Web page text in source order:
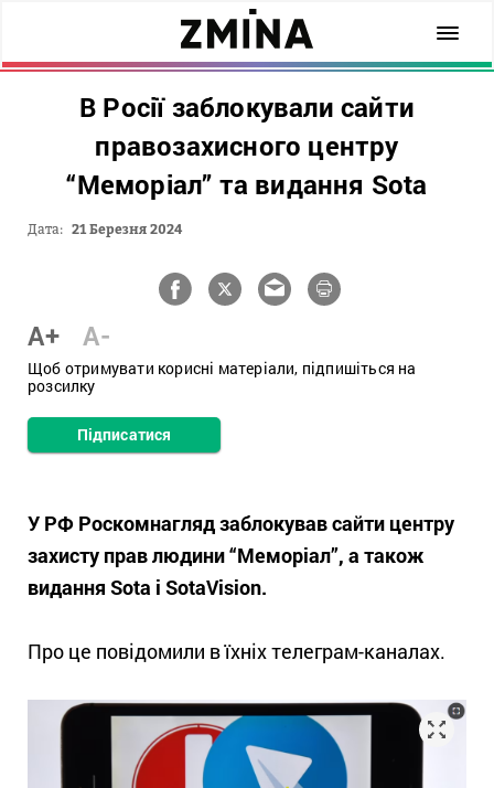
В Росії заблокували сайти
правозахисного центру
“Меморіал” та видання Sota
Дата: 21 Березня 2024
A+ A-
Щоб отримувати корисні матеріали, підпишіться на
розсилку
Підписатися
У РФ Роскомнагляд заблокував сайти центру
захисту прав людини “Меморіал”, а також
видання Sota і SotaVision.
Про це повідомили в їхніх телеграм-каналах.